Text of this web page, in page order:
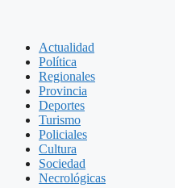
Actualidad
Política
Regionales
Provincia
Deportes
Turismo
Policiales
Cultura
Sociedad
Necrológicas